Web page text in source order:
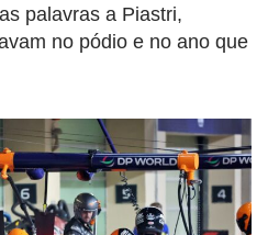
palavras a Piastri,
no pódio e no ano que